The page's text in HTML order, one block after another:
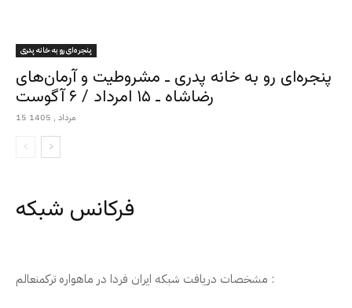
پنجره‌ای رو به خانه پدری
پنجره‌ای رو به خانه پدری ـ مشروطیت و آرمان‌های
رضاشاه ـ ۱۵ امرداد / ۶ آگوست
15 مرداد , 1405
فرکانس شبکه
مشخصات دریافت شبکه ایران فردا در ماهواره ترکمنعالم :